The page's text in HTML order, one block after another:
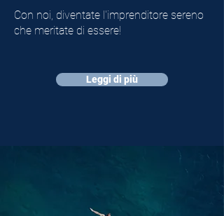
Con noi, diventate l'imprenditore sereno
che meritate di essere!
Leggi di più